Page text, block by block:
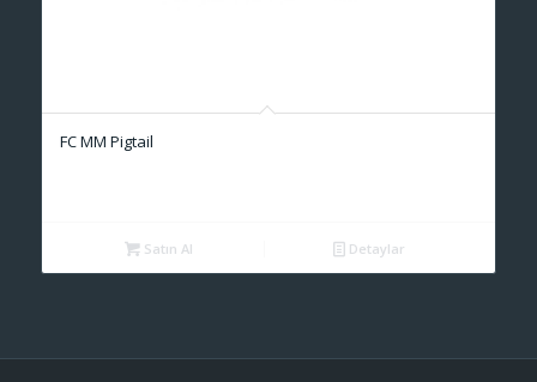
FC MM Pigtail
Satın Al Detaylar